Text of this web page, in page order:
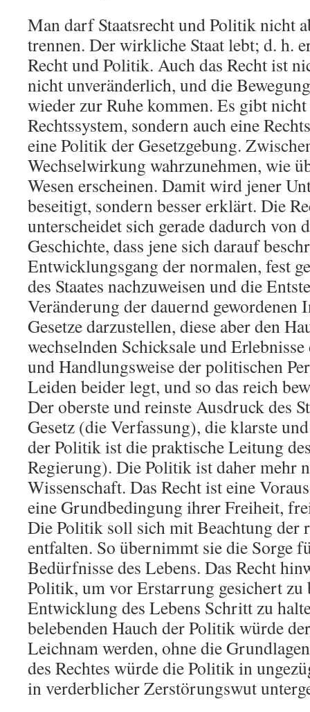
Man darf Staatsrecht und Politik nicht
trennen. Der wirkliche Staat lebt; d. h.
Recht und Politik. Auch das Recht ist
nicht unveränderlich, und die
wieder zur Ruhe kommen. Es gibt
Rechtssystem, sondern auch eine
eine Politik der Gesetzgebung.
Wechselwirkung wahrzunehmen, wie
Wesen erscheinen. Damit wird jener
beseitigt, sondern besser erklärt. Die
unterscheidet sich gerade dadurch von
Geschichte, dass jene sich darauf
Entwicklungsgang der normalen, fest
des Staates nachzuweisen und die
Veränderung der dauernd gewordenen
Gesetze darzustellen, diese aber den
wechselnden Schicksale und
und Handlungsweise der politischen
Leiden beider legt, und so das reich
Der oberste und reinste Ausdruck des
Gesetz (die Verfassung), die klarste
der Politik ist die praktische Leitung
Regierung). Die Politik ist daher mehr
Wissenschaft. Das Recht ist eine
eine Grundbedingung ihrer Freiheit,
Die Politik soll sich mit Beachtung der
entfalten. So übernimmt sie die Sorge
Bedürfnisse des Lebens. Das Recht
Politik, um vor Erstarrung gesichert zu
Entwicklung des Lebens Schritt zu
belebenden Hauch der Politik würde
Leichnam werden, ohne die
des Rechtes würde die Politik in
in verderblicher Zerstörungswut